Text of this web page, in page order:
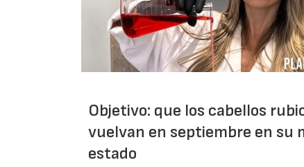
Objetivo: que los cabellos
vuelvan en septiembre en su
estado